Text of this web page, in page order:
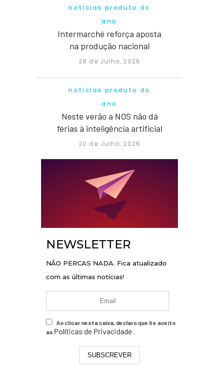
notícias produto do
ano
Intermarché reforça aposta
na produção nacional
28 de Julho, 2026
notícias produto do
ano
Neste verão a NOS não dá
férias à inteligência artificial
20 de Julho, 2026
NEWSLETTER
NÃO PERCAS NADA. Fica atualizado
com as últimas notícias!
Ao clicar nesta caixa, declaro que li e aceito
as Políticas de Privacidade
SUBSCREVER